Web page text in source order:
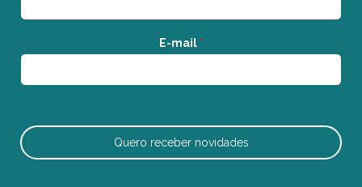
E-mail *
Quero receber novidades